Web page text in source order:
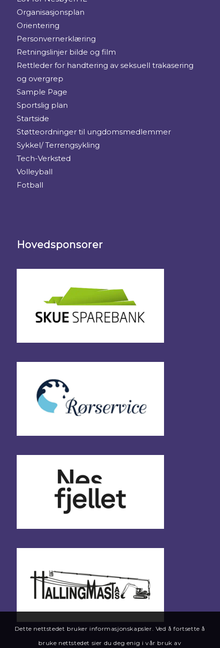
Organisasjonsplan
Orientering
Personvernerklæring
Retningslinjer bilde og film
Rettleder for handtering av seksuell trakasering
og overgrep
Sample Page
Sportslig plan
Startside
Støtteordninger til ungdomsmedlemmer
Sykkel/ Terrengsykling
Tech-Verksted
Volleyball
Fotball
Hovedsponsorer
Dette nettstedet bruker informasjonskapsler. Ved å fortsette å
bruke nettstedet sier du deg enig i vår bruk av